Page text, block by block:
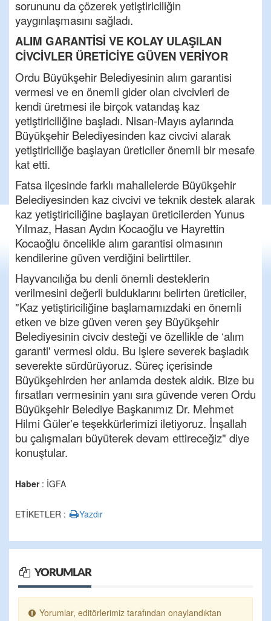
sorununu da çözerek yetiştiriciliğin
yaygınlaşmasını sağladı.
ALIM GARANTİSİ VE KOLAY ULAŞILAN
CİVCİVLER ÜRETİCİYE GÜVEN VERİYOR
Ordu Büyükşehir Belediyesinin alım garantisi
vermesi ve en önemli gider olan civcivleri de
kendi üretmesi ile birçok vatandaş kaz
yetiştiriciliğine başladı. Nisan-Mayıs aylarında
Büyükşehir Belediyesinden kaz civcivi alarak
yetiştiriciliğe başlayan üreticiler önemli bir mesafe
kat etti.
Fatsa ilçesinde farklı mahallelerde Büyükşehir
Belediyesinden kaz civcivi ve teknik destek alarak
kaz yetiştiriciliğine başlayan üreticilerden Yunus
Yılmaz, Hasan Aydın Kocaoğlu ve Hayrettin
Kocaoğlu öncelikle alım garantisi olmasının
kendilerine güven verdiğini belirttiler.
Hayvancılığa bu denli önemli desteklerin
verilmesini değerli bulduklarını belirten üreticiler,
"Kaz yetiştiriciliğine başlamamızdaki en önemli
etken ve bize güven veren şey Büyükşehir
Belediyesinin civciv desteği ve özellikle de ‘alım
garanti' vermesi oldu. Bu işlere severek başladık
severekte sürdürüyoruz. Süreç içerisinde
Büyükşehirden her anlamda destek aldık. Bize bu
fırsatları vermesinin yanı sıra güvende veren Ordu
Büyükşehir Belediye Başkanımız Dr. Mehmet
Hilmi Güler'e teşekkürlerimizi iletiyoruz. İnşallah
bu çalışmaları büyüterek devam ettireceğiz" diye
konuştular.
Haber: İGFA
ETİKETLER : Yazdır
YORUMLAR
Yorumlar, editörlerimiz tarafından onaylandıktan